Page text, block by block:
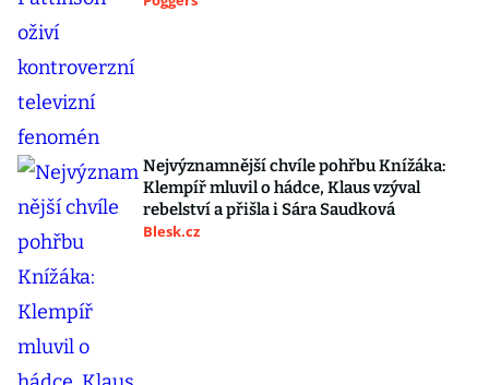
Nejvýznamnější chvíle pohřbu Knížáka:
Klempíř mluvil o hádce, Klaus vzýval
rebelství a přišla i Sára Saudková
Blesk.cz